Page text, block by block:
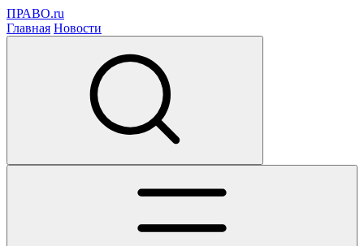
ПРАВО.ru
Главная Новости